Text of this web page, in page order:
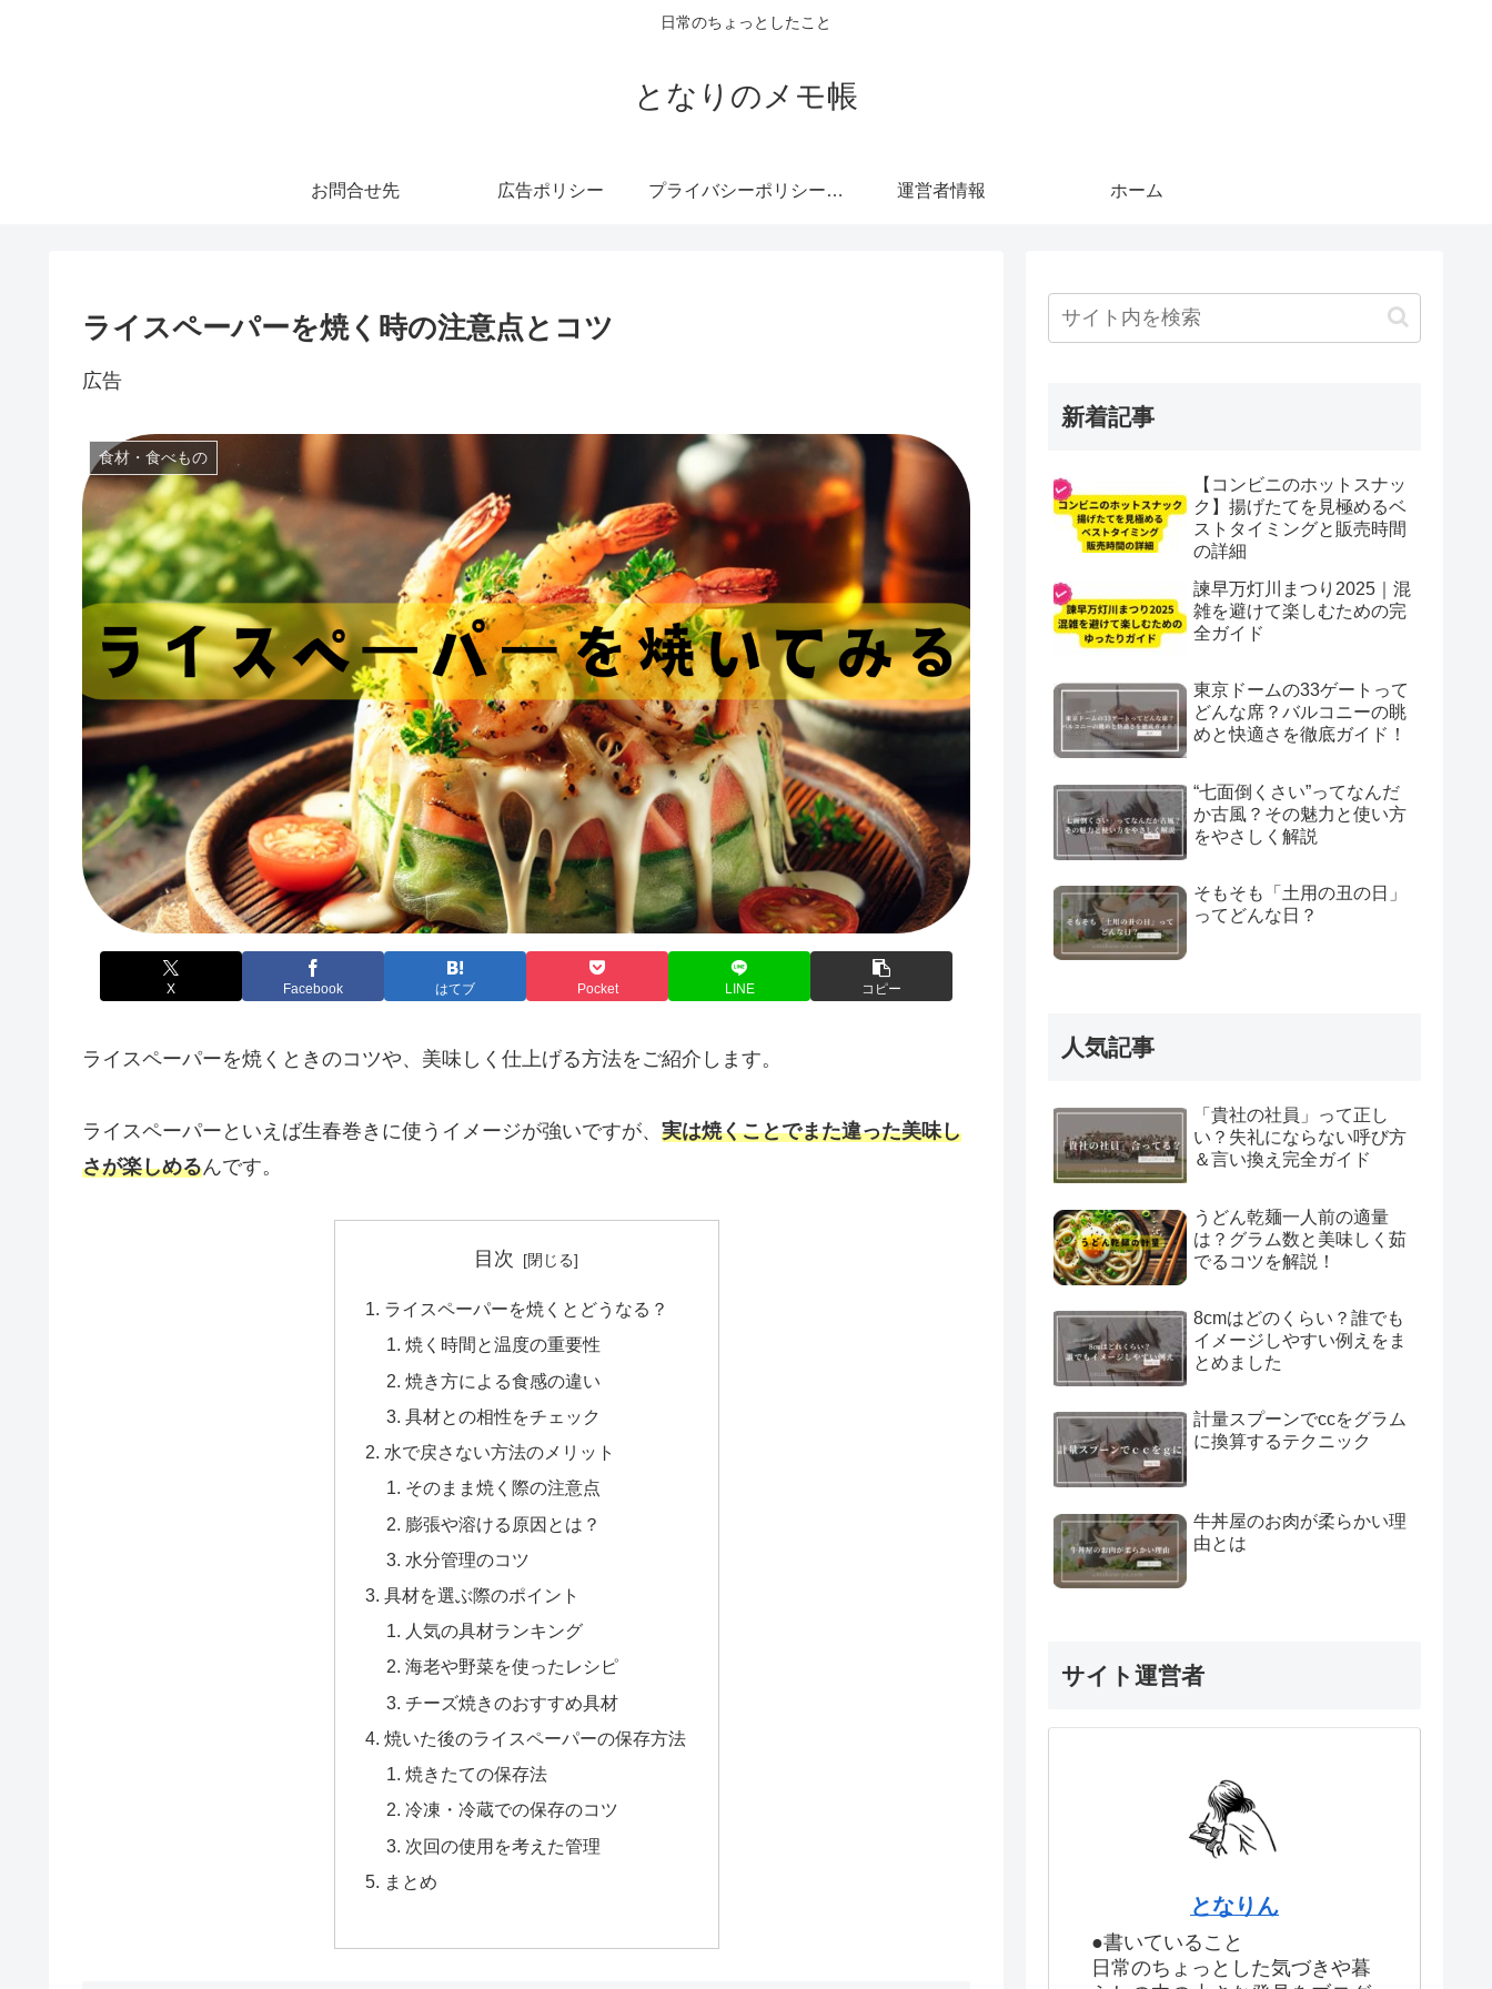
日常のちょっとしたこと
となりのメモ帳
お問合せ先 広告ポリシー プライバシーポリシー・免責事項 運営者情報 ホーム
ライスペーパーを焼く時の注意点とコツ
広告
食材・食べもの
X Facebook はてブ Pocket LINE コピー
ライスペーパーを焼くときのコツや、美味しく仕上げる方法をご紹介します。
ライスペーパーといえば生春巻きに使うイメージが強いですが、 実は焼くことでまた違った美味し
さが楽しめるんです。
目次
ライスペーパーを焼くとどうなる？
焼く時間と温度の重要性
焼き方による食感の違い
具材との相性をチェック
水で戻さない方法のメリット
そのまま焼く際の注意点
膨張や溶ける原因とは？
水分管理のコツ
具材を選ぶ際のポイント
人気の具材ランキング
海老や野菜を使ったレシピ
チーズ焼きのおすすめ具材
焼いた後のライスペーパーの保存方法
焼きたての保存法
冷凍・冷蔵での保存のコツ
次回の使用を考えた管理
まとめ
新着記事
【コンビニのホットスナッ
ク】揚げたてを見極めるベ
ストタイミングと販売時間
の詳細
諫早万灯川まつり2025｜混
雑を避けて楽しむための完
全ガイド
東京ドームの33ゲートって
どんな席？バルコニーの眺
めと快適さを徹底ガイド！
“七面倒くさい”ってなんだ
か古風？その魅力と使い方
をやさしく解説
そもそも「土用の丑の日」
ってどんな日？
人気記事
「貴社の社員」って正し
い？失礼にならない呼び方
＆言い換え完全ガイド
うどん乾麺一人前の適量
は？グラム数と美味しく茹
でるコツを解説！
8cmはどのくらい？誰でも
イメージしやすい例えをま
とめました
計量スプーンでccをグラム
に換算するテクニック
牛丼屋のお肉が柔らかい理
由とは
サイト運営者
となりん
●書いていること
日常のちょっとした気づきや暮